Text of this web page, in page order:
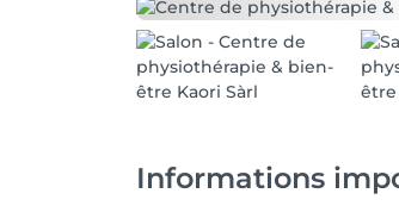
Informations